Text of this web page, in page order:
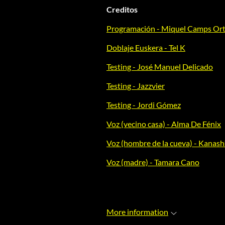
Creditos
Programación - Miquel Camps
Doblaje Euskera - Tel K
Testing - José Manuel Delicado
Testing - Jazzvier
Testing - Jordi Gómez
Voz (vecino casa) - Alma De Fénix
Voz (hombre de la cueva) -
Voz (madre) - Tamara Cano
More information